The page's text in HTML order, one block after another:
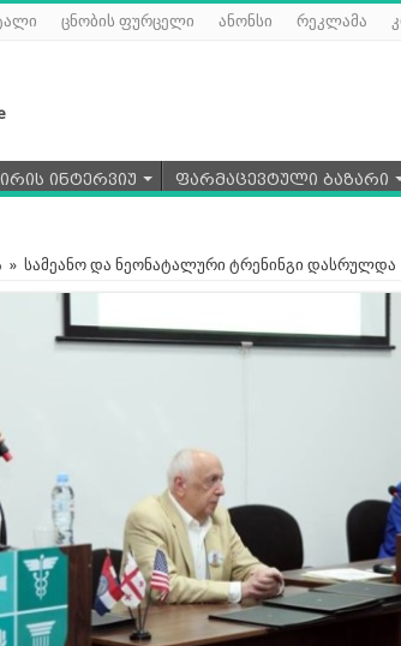
ცნობის ფურცელი ანონსი რეკლამა
ინტერვიუ ფარმაცევტული ბაზარი
» სამეანო და ნეონატალური ტრენინგი დასრულდა